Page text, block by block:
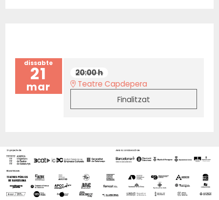
dissabte
21
mar
20:00 h
Teatre Capdepera
Finalitzat